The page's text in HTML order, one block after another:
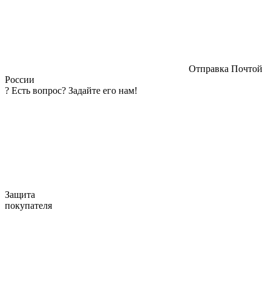
Отправка Почтой
России
? Есть вопрос? Задайте его нам!
Защита
покупателя